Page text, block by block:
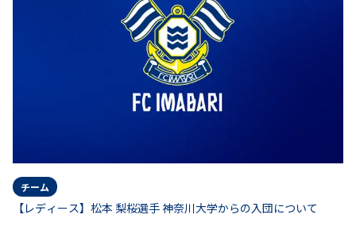
チーム
【レディース】松本 梨桜選手 神奈川大学からの入団について